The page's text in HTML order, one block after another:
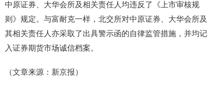
中原证券、大华会所及相关责任人均违反了《上市审核规
则》规定。与富耐克一样，北交所对中原证券、大华会所及
其相关责任人亦采取了出具警示函的自律监管措施，并均记
入证券期货市场诚信档案。
（文章来源：新京报）